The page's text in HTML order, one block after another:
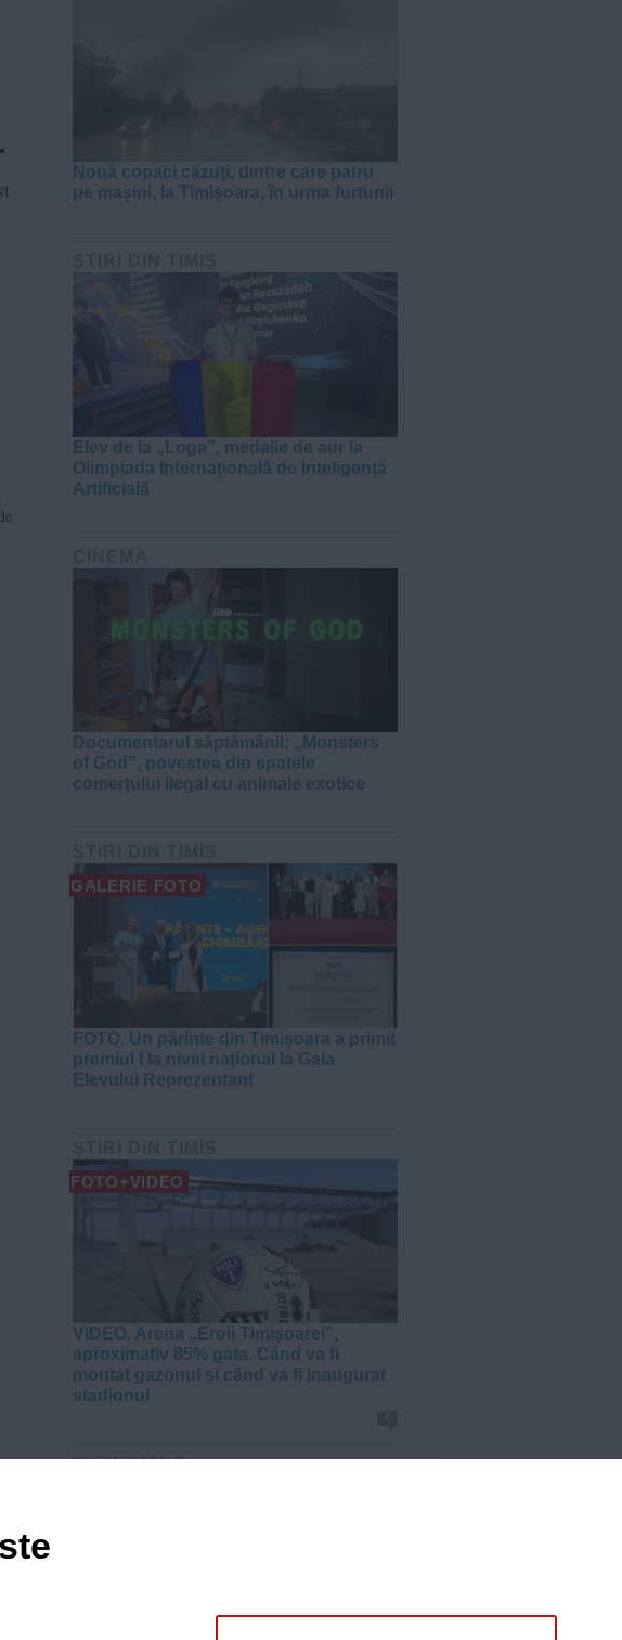
Nouă copaci căzuți, dintre care patru
pe mașini, la Timișoara, în urma furtunii
Elev de la „Loga”, medalie de aur la
Olimpiada Internațională de Inteligență
Artificială
Documentarul săptămânii: „Monsters
of God”, povestea din spatele
comerțului ilegal cu animale exotice
GALERIE FOTO
FOTO. Un părinte din Timișoara a primit
premiul I la nivel național la Gala
Elevului Reprezentant
FOTO+VIDEO
VIDEO. Arena „Eroii Timișoarei”,
aproximativ 85% gata. Când va fi
montat gazonul și când va fi inaugurat
stadionul
EVENIMENT